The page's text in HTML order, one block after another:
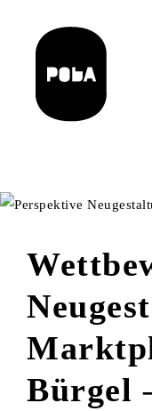
content
Bürgel